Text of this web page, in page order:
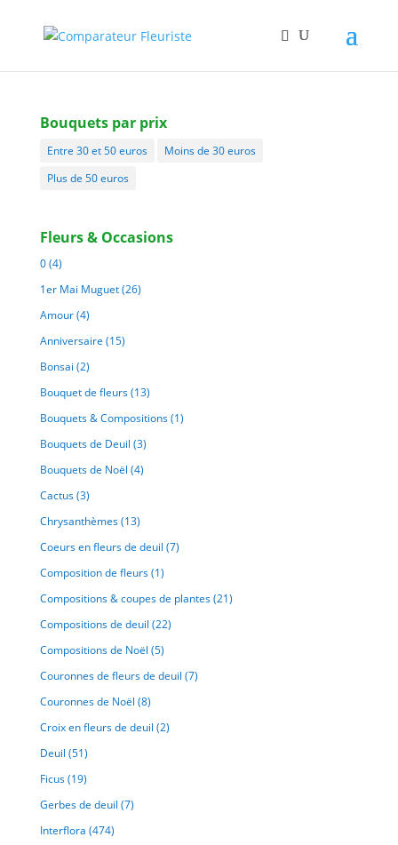
Bouquets par prix
Entre 30 et 50 euros
Moins de 30 euros
Plus de 50 euros
Fleurs & Occasions
0(4)
1er Mai Muguet(26)
Amour(4)
Anniversaire (15)
Bonsai (2)
Bouquet de fleurs(13)
Bouquets & Compositions(1)
Bouquets de Deuil (3)
Bouquets de Noël (4)
Cactus(3)
Chrysanthèmes(13)
Coeurs en fleurs de deuil (7)
Composition de fleurs(1)
Compositions & coupes de plantes(21)
Compositions de deuil (22)
Compositions de Noël (5)
Couronnes de fleurs de deuil (7)
Couronnes de Noël (8)
Croix en fleurs de deuil (2)
Deuil (51)
Ficus(19)
Gerbes de deuil (7)
Interflora (474)